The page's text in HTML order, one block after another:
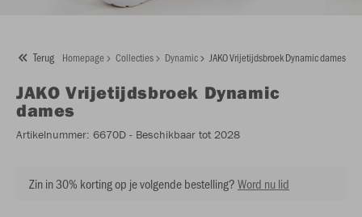
Terug Homepage Collecties Dynamic JAKO Vrijetijdsbroek Dynamic dames
JAKO Vrijetijdsbroek Dynamic
dames
Artikelnummer: 6670D - Beschikbaar tot 2028
Zin in 30% korting op je volgende bestelling?Word nu lid